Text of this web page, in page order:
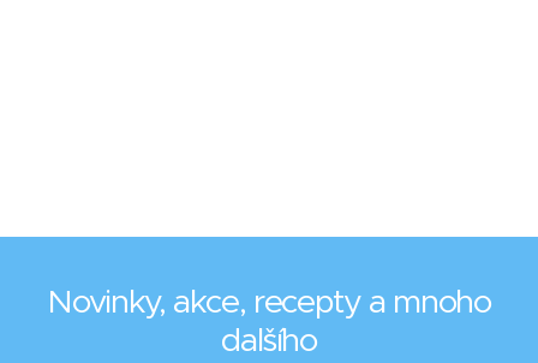
Novinky, akce, recepty a mnoho
dalšího